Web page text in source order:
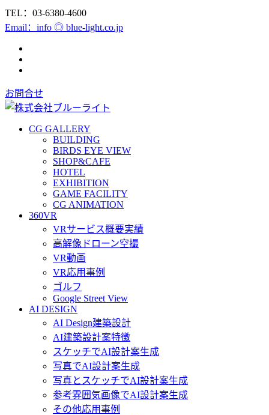
TEL：03-6380-4600
Email：info ◎ blue-light.co.jp
お問合せ
CG GALLERY
BUILDING
BIRDS EYE VIEW
SHOP&CAFE
HOTEL
EXHIBITION
GAME FACILITY
CG ANIMATION
360VR
VRサービス概要実績
高解像ドローン空撮
VR動画
VR応用事例
ゴルフ
Google Street View
AI DESIGN
AI Design建築設計
AI建築設計案特徴
スケッチでAI設計案生成
写真でAI設計案生成
写真とスケッチでAI設計案生成
参考雰囲気画像でAI設計案生成
その他応用事例